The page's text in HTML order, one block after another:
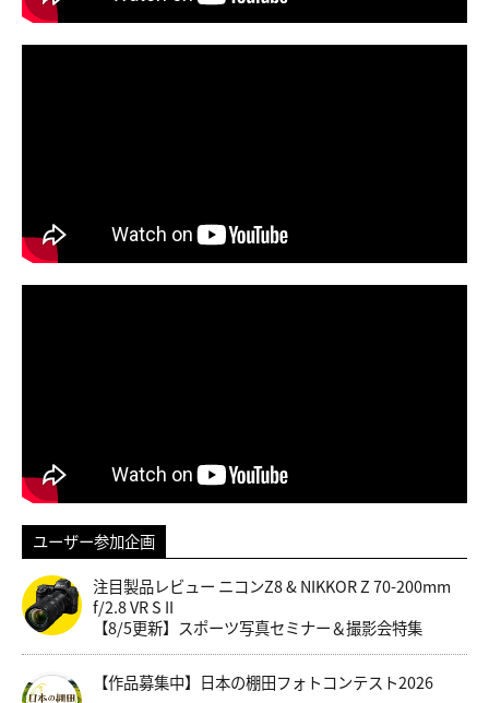
ユーザー参加企画
注目製品レビュー ニコンZ8 & NIKKOR Z 70-200mm
f/2.8 VR S II
【8/5更新】スポーツ写真セミナー＆撮影会特集
【作品募集中】日本の棚田フォトコンテスト2026